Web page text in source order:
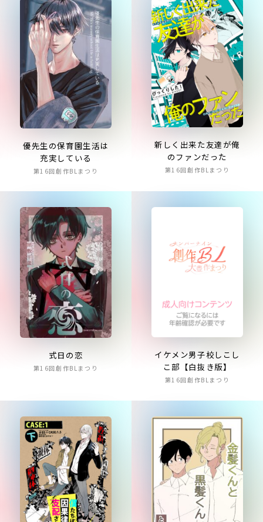
優先生の保育園生活は
充実している
第16回創作BLまつり
新しく出来た友達が俺
のファンだった
第16回創作BLまつり
式日の恋
第16回創作BLまつり
イケメン男子校しこし
こ部【白抜き版】
第16回創作BLまつり